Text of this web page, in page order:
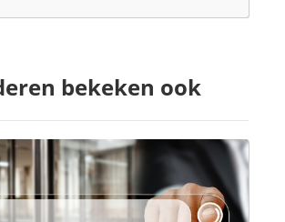
bekeken ook